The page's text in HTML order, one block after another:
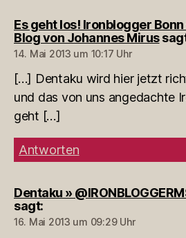
Es geht los! Ironblogger
Blog von Johannes Mirus
14. Mai 2013 um 10:17 Uhr
[…] Den­taku wird hier jetzt
und das von uns ange­dachte
geht […]
Antworten
Dentaku »
sagt:
16. Mai 2013 um 09:29 Uhr